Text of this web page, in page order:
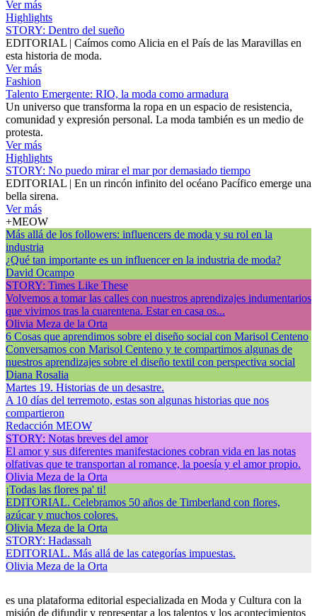
Ver más
Highlights
STORY: Dentro del sueño
EDITORIAL | Caímos como Alicia en el País de las Maravillas en
esta historia de moda.
Ver más
Fashion
Talento Emergente: RIO, la moda como armadura
Un universo que transforma la ropa en un espacio de resistencia,
comunidad y expresión personal. La moda también es un medio de
protesta.
Ver más
Highlights
STORY: No puedo mirar el mar por demasiado tiempo
EDITORIAL | En un rincón infinito del océano Pacífico emerge una
bella sirena.
Ver más
+MEOW
Más allá de los followers: influencers de moda y su rol en la
industria
¿Qué tan importante es un influencer en la industria de moda?
David Ocampo
STORY: Times Like These
Volvemos a tomar las calles con nuestros aprendizajes indumentarios
que vivimos tras la cuarentena. Estar en casa os...
Olivia Meza de la Orta
6 Cosas que aprendimos sobre el diseño social con Marisol Centeno
Conversamos con Marisol Centeno y te compartimos algunas de
nuestros aprendizajes sobre el diseño textil con perspectiva social
Diana Rosalia
Martes 19. Historias de un desastre.
A 10 días del terremoto, estas son algunas historias que nos
compartieron
Redacción MEOW
STORY: Notas breves del amor
El amor y sus diferentes manifestaciones cobran vida en las notas
olfativas que te transportan al romance, la poesía y el amor propio.
Olivia Meza de la Orta
¡Todas las flores pa' ti!
EDITORIAL. Celebramos 50 años de Timberland con flores,
azúcar y muchos colores.
Olivia Meza de la Orta
STORY: Hadassah
EDITORIAL. Más allá de las categorías impuestas.
Olivia Meza de la Orta
es una plataforma editorial especializada en Moda y Cultura con la
misión de difundir y representar a los talentos y los acontecimientos